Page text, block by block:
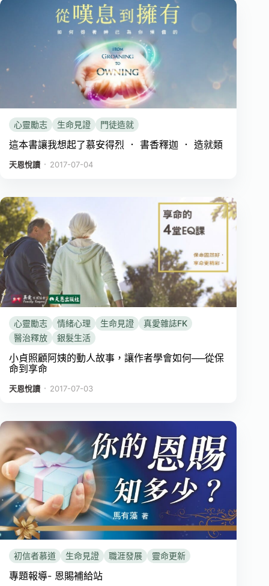
心靈勵志 生命見證 門徒造就
這本書讓我想起了慕安得烈 ． 書香釋迦 ． 造就類
天恩悅讀 ． 2017-07-04
心靈勵志 情緒心理 生命見證
真愛雜誌FK
醫治釋放
銀髮生活
小貞照顧阿姨的動人故事，讓作者學會如何──從保
命到享命
天恩悅讀 ． 2017-07-03
初信者慕道 生命見證 職涯發展 靈命更新
專題報導- 恩賜補給站